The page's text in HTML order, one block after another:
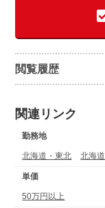
閲覧履歴
関連リンク
勤務地
北海道・東北 北海道
単価
50万円以上